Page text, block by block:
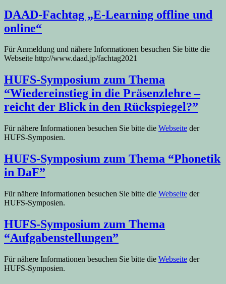
DAAD-Fachtag „E-Learning offline und
online“
Für Anmeldung und nähere Informationen besuchen Sie bitte die
Webseite http://www.daad.jp/fachtag2021
HUFS-Symposium zum Thema
“Wiedereinstieg in die Präsenzlehre –
reicht der Blick in den Rückspiegel?”
Für nähere Informationen besuchen Sie bitte die Webseite der
HUFS-Symposien.
HUFS-Symposium zum Thema “Phonetik
in DaF”
Für nähere Informationen besuchen Sie bitte die Webseite der
HUFS-Symposien.
HUFS-Symposium zum Thema
“Aufgabenstellungen”
Für nähere Informationen besuchen Sie bitte die Webseite der
HUFS-Symposien.